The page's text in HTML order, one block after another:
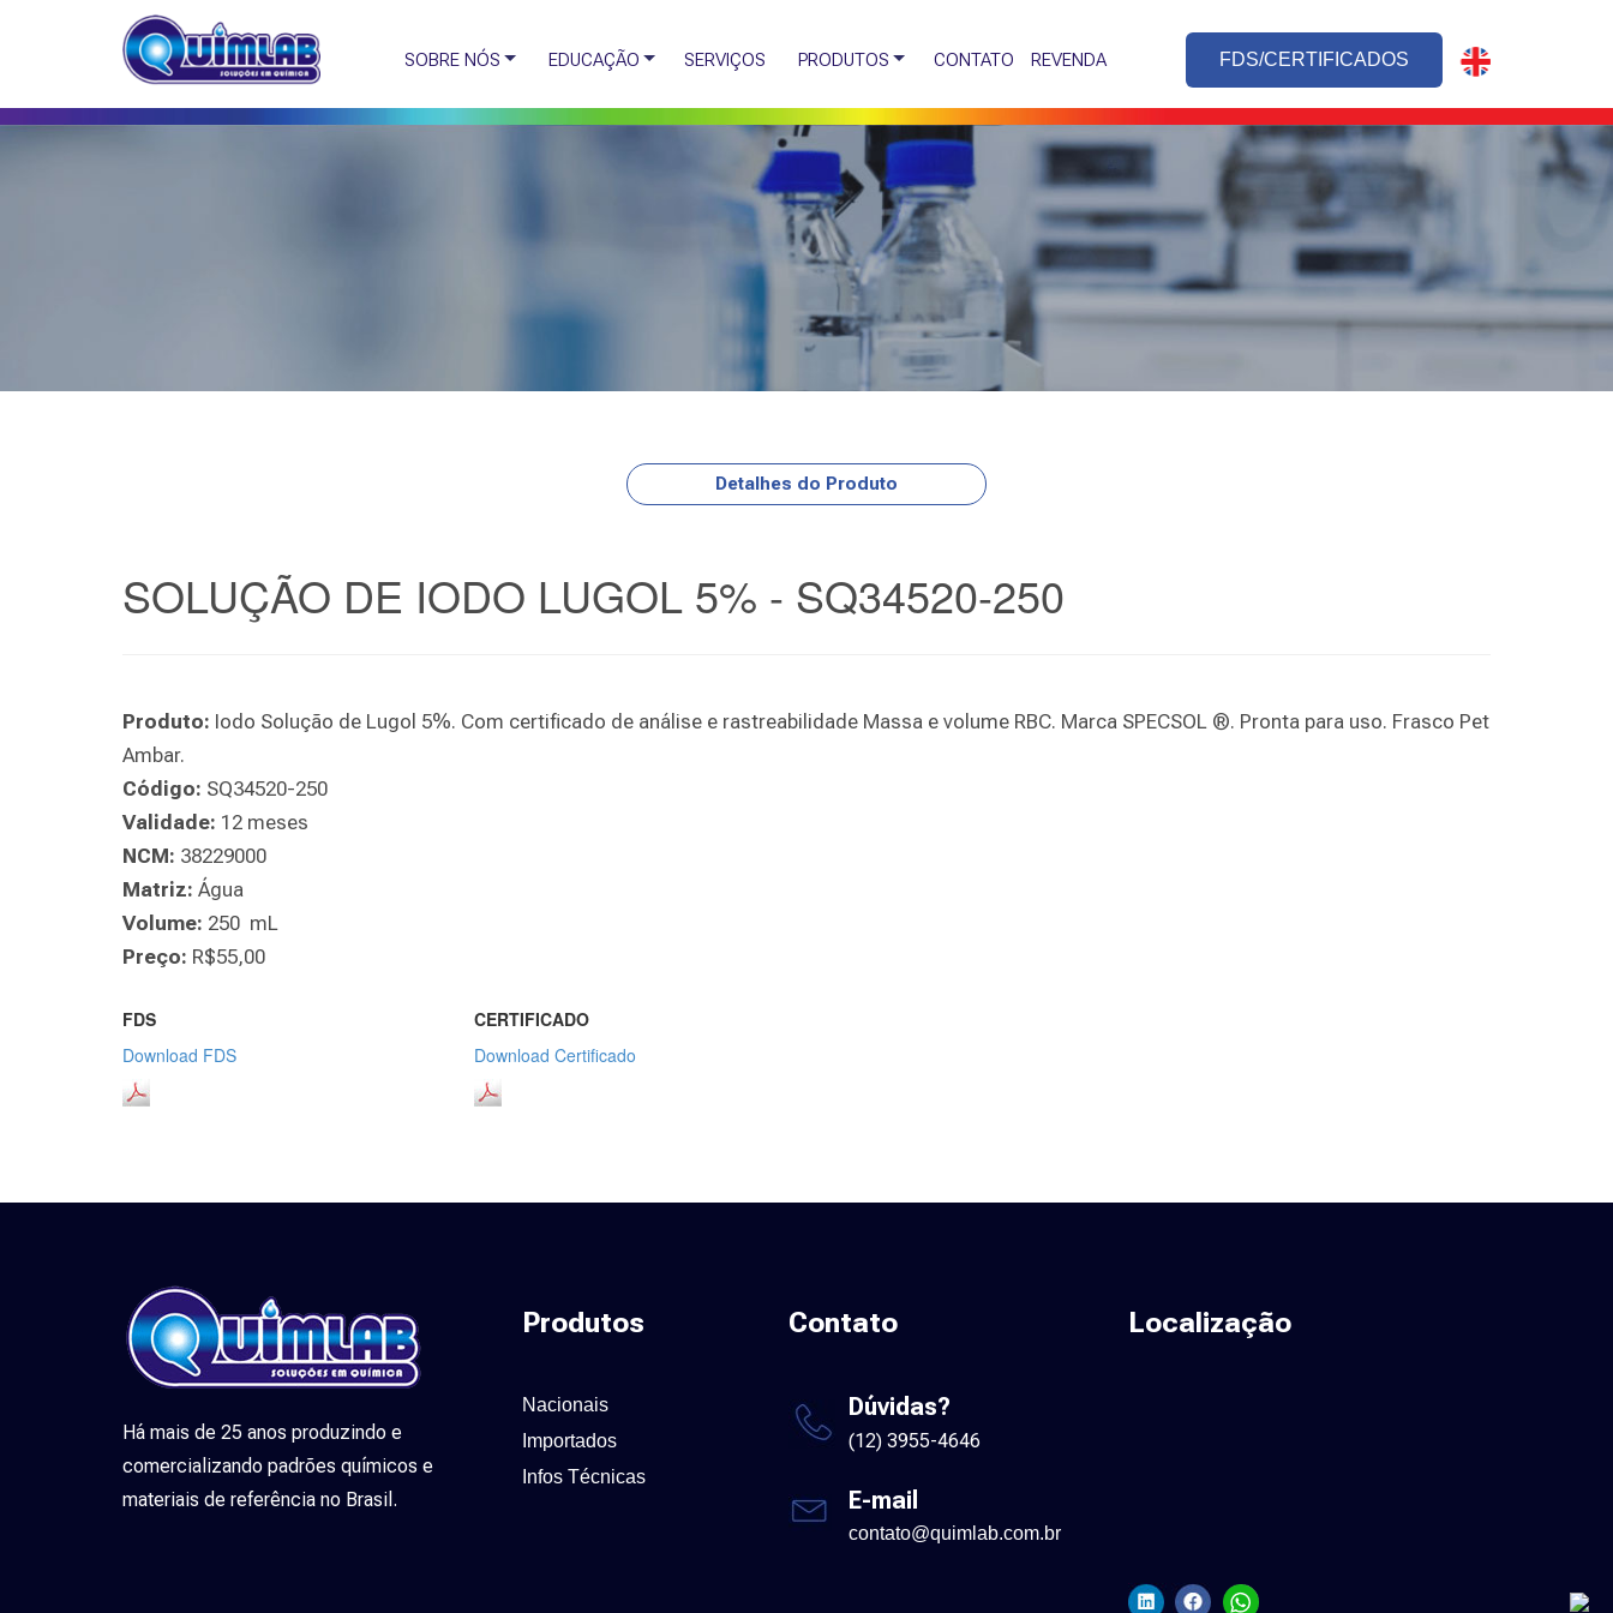
SOBRE NÓS EDUCAÇÃO SERVIÇOS PRODUTOS CONTATO REVENDA FDS/CERTIFICADOS
Detalhes do Produto
SOLUÇÃO DE IODO LUGOL 5% - SQ34520-250
Produto: Iodo Solução de Lugol 5%. Com certificado de análise e rastreabilidade Massa e volume RBC. Marca SPECSOL ®. Pronta para uso. Frasco Pet
Ambar.
Código: SQ34520-250
Validade: 12 meses
NCM: 38229000
Matriz: Água
Volume: 250 mL
Preço: R$55,00
FDS
Download FDS
CERTIFICADO
Download Certificado
Há mais de 25 anos produzindo e
comercializando padrões químicos e
materiais de referência no Brasil.
Produtos
Nacionais
Importados
Infos Técnicas
Contato
Dúvidas?
(12) 3955-4646
E-mail
contato@quimlab.com.br
Localização